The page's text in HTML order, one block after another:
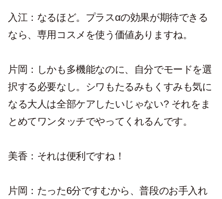
入江：なるほど。プラスαの効果が期待できる
なら、専用コスメを使う価値ありますね。
片岡：しかも多機能なのに、自分でモードを選
択する必要なし。シワもたるみもくすみも気に
なる大人は全部ケアしたいじゃない? それをま
とめてワンタッチでやってくれるんです。
美香：それは便利ですね！
片岡：たった6分ですむから、普段のお手入れ